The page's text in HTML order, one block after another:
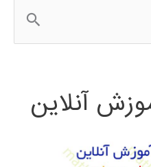
آنلاین